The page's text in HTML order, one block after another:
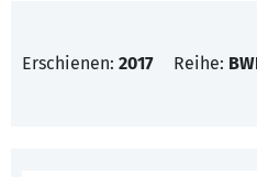
Erschienen: 2017 Reihe: